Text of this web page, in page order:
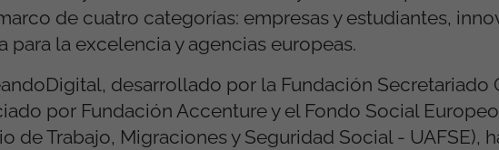
de cuatro categorías: empresas y estudiantes,
para la excelencia y agencias europeas.
desarrollado por la Fundación Secretariado
por Fundación Accenture y el Fondo Social
de Trabajo, Migraciones y Seguridad Social - UAFSE),